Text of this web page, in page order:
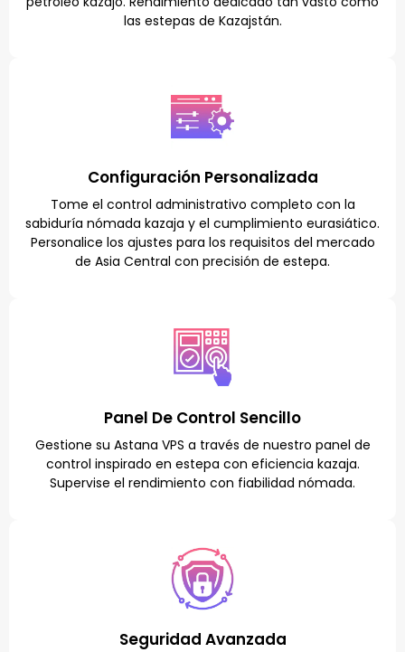
las estepas de Kazajstán.
Configuración Personalizada
Tome el control administrativo completo con la
sabiduría nómada kazaja y el cumplimiento eurasiático.
Personalice los ajustes para los requisitos del mercado
de Asia Central con precisión de estepa.
Panel De Control Sencillo
Gestione su Astana VPS a través de nuestro panel de
control inspirado en estepa con eficiencia kazaja.
Supervise el rendimiento con fiabilidad nómada.
Seguridad Avanzada